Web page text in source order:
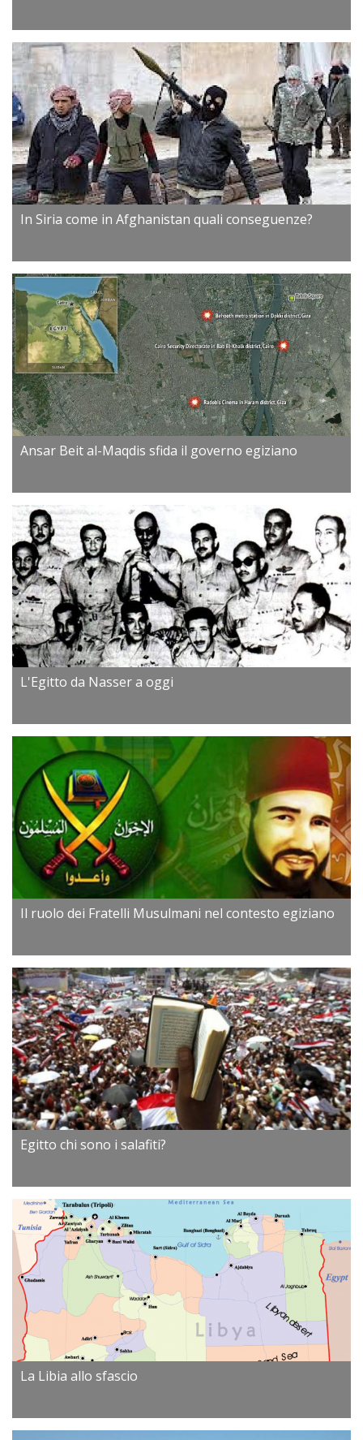
In Siria come in Afghanistan quali conseguenze?
Ansar Beit al-Maqdis sfida il governo egiziano
L'Egitto da Nasser a oggi
Il ruolo dei Fratelli Musulmani nel contesto egiziano
Egitto chi sono i salafiti?
La Libia allo sfascio